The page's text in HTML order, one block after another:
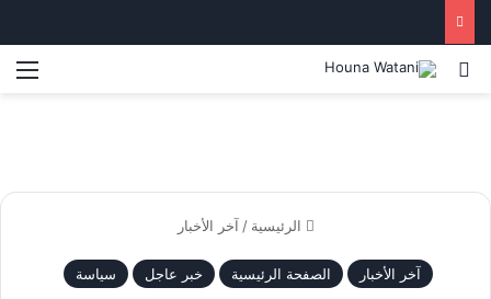
بحث عن
الرئيسية / آخر الأخبار
آخر الأخبار الصفحة الرئيسية خبر عاجل سياسة